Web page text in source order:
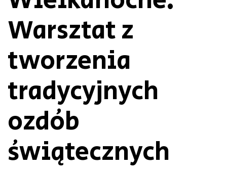
Warsztat z
tworzenia
tradycyjnych
ozdób
świątecznych